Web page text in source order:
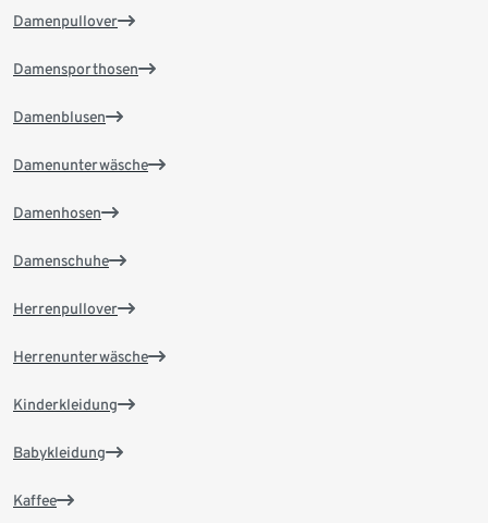
Damenpullover
Damensporthosen
Damenblusen
Damenunterwäsche
Damenhosen
Damenschuhe
Herrenpullover
Herrenunterwäsche
Kinderkleidung
Babykleidung
Kaffee